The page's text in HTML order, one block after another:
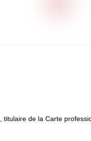
de la Carte